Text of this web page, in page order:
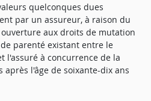
quelconques dues
par un assureur, à raison du
aux droits de mutation
parenté existant entre le
l'assuré à concurrence de la
l'âge de soixante-dix ans